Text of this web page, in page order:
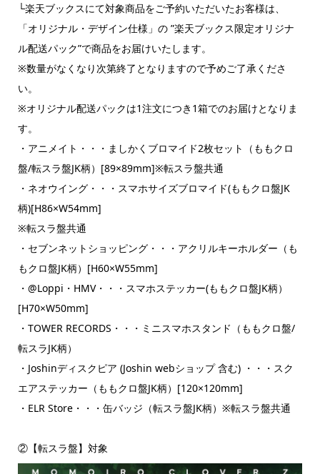
└楽天ブックスにて対象商品をご予約いただいたお客様は、
「オリジナル・デザイン仕様」の ”楽天ブックス限定オリジナ
ル配送パック”で商品をお届けいたします。
※数量がなくなり次第終了となりますので予めご了承くださ
い。
※オリジナル配送パックは1注文につき1箱でのお届けとなりま
す。
・アニメイト・・・ましかくブロマイド2枚セット（ももクロ
盤/転スラ盤JK柄）[89×89mm]※転スラ盤共通
・ネオウイング・・・スマホサイズブロマイド(ももクロ盤JK
柄)[H86×W54mm]
※転スラ盤共通
・セブンネットショッピング・・・アクリルキーホルダー（も
もクロ盤JK柄）[H60×W55mm]
・@Loppi・HMV・・・スマホステッカー(ももクロ盤JK柄）
[H70×W50mm]
・TOWER RECORDS・・・ミニスマホスタンド（ももクロ盤/
転スラJK柄）
・Joshinディスクピア (Joshin webショップ 含む) ・・・スク
エアステッカー（ももクロ盤JK柄）[120×120mm]
・ELR Store・・・缶バッジ（転スラ盤JK柄）※転スラ盤共通
②【転スラ盤】対象